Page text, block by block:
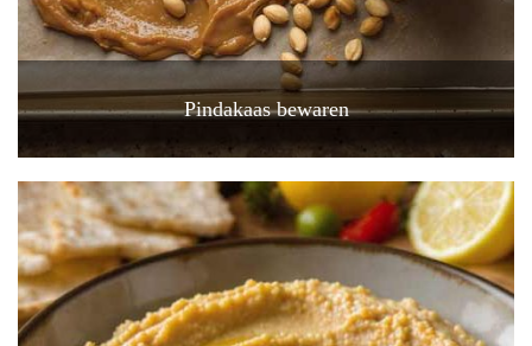
Pindakaas bewaren